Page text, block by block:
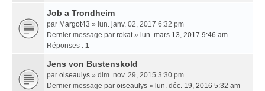
Job a Trondheim
par Margot43 » lun. janv. 02, 2017 6:32 pm
Dernier message par rokat» lun. mars 13, 2017 9:46 am
Réponses : 1
Jens von Bustenskold
par oiseaulys » dim. nov. 29, 2015 3:30 pm
Dernier message par oiseaulys » lun. déc. 19, 2016 5:32 am